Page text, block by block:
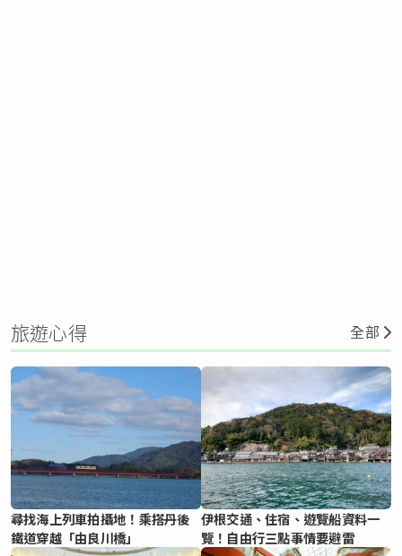
旅遊心得 全部
尋找海上列車拍攝地！乘搭丹後
鐵道穿越「由良川橋」
伊根交通、住宿、遊覽船資料一
覽！自由行三點事情要避雷